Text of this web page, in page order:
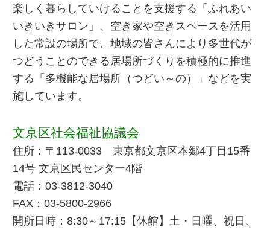
楽しく暮らしていけることを支援する「ふれあい
いきいきサロン」、空き家や空きスペースを活用
した常設の場所で、地域の皆さんにより多世代が
つどうことのできる居場所づくりを積極的に推進
する「多機能な居場所（つどい～の）」などを実
施しています。
文京区社会福祉協議会
住所：〒113-0033 東京都文京区本郷4丁目15番
14号 文京区民センター4階
電話：03-3812-3040
FAX：03-5800-2966
開所日時：8:30～17:15【休館】土・日曜、祝日、